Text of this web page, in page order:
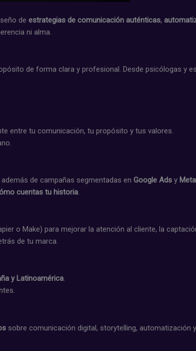
de estrategias de comunicación auténticas,
ni alma.
de forma clara y profesional. Desde psicólogas y
entre tu comunicación, tu propósito y tus valores.
además de campañas segmentadas en Google Ads y
cuentas tu historia.
o Make) para mejorar la atención al cliente, la
de tu marca.
y Latinoamérica.
sobre comunicación digital, storytelling, automatización